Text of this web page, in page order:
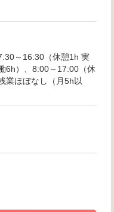
～16:30（休憩1h 実
6h）、8:00～17:00（休
ほぼなし（月5h以